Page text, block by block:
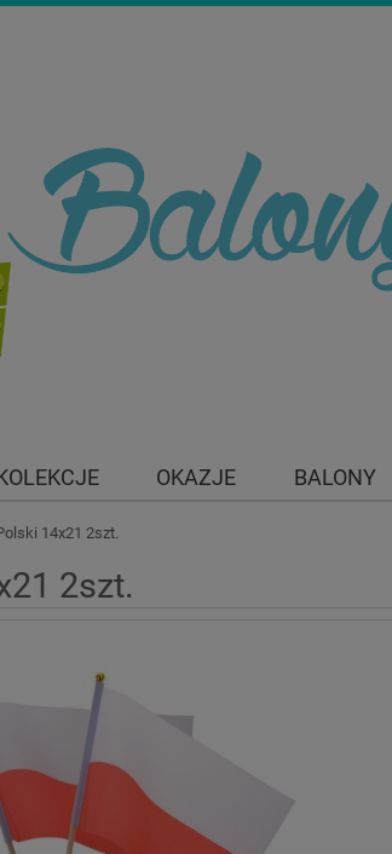
OKAZJE BALONY
14x21 2szt.
2szt.